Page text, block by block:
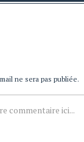
ne sera pas publiée.